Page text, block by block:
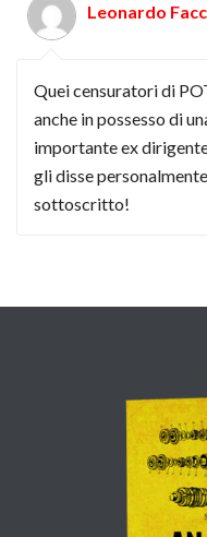
Leonardo
Quei censuratori di
anche in possesso di
importante ex
gli disse
sottoscritto!